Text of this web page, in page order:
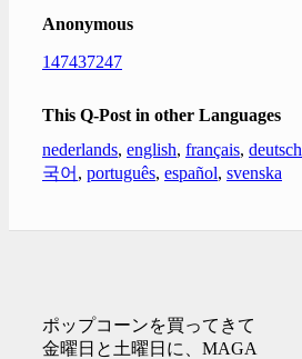
Anonymous
147437247
This Q-Post in other Languages
nederlands, english, français, deutsch
국어 , português, español, svenska
ポップコーンを買ってきて
金曜日と土曜日に、MAGA